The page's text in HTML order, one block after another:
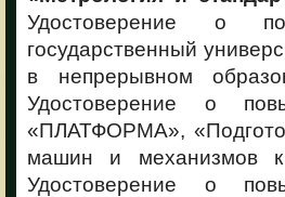
Удостоверение о
государственный
в непрерывном
Удостоверение о
«ПЛАТФОРМА»,
машин и механизмов
Удостоверение о